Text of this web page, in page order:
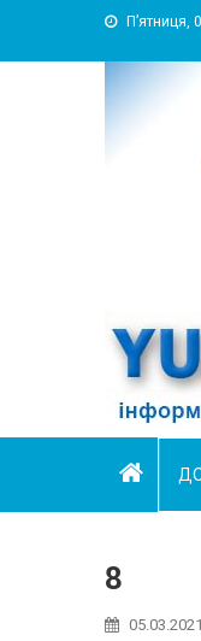
П’ятниця,
8
05.03.2021